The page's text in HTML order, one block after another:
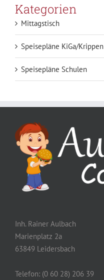
Kategorien
Mittagstisch
Speisepläne KiGa/Krippen
Speisepläne Schulen
Inh. Rainer Aulbach
Marienplatz 2a
63849 Leidersbach
Telefon: (0 60 28) 206 39